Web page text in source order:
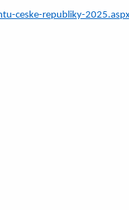
ceske-republiky-2025.aspx